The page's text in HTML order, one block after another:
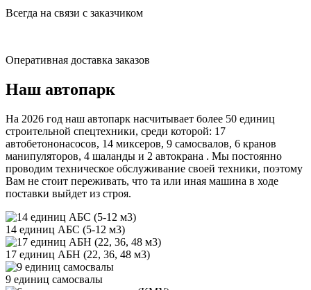
Всегда на связи с заказчиком
Оперативная доставка заказов
Наш автопарк
На 2026 год наш автопарк насчитывает более 50 единиц
строительной спецтехники, среди которой: 17
автобетононасосов, 14 миксеров, 9 самосвалов, 6 кранов
манипуляторов, 4 шаланды и 2 автокрана . Мы постоянно
проводим техническое обслуживание своей техники, поэтому
Вам не стоит переживать, что та или иная машина в ходе
поставки выйдет из строя.
14 единиц АБС (5-12 м3)
17 единиц АБН (22, 36, 48 м3)
9 единиц самосвалы